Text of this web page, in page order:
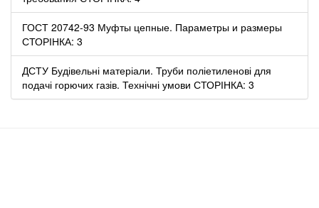
ГОСТ 20742-93 Муфты цепные. Параметры и размеры
СТОРІНКА: 3
ДСТУ Будівельні матеріали. Труби поліетиленові для
подачі горючих газів. Технічні умови СТОРІНКА: 3